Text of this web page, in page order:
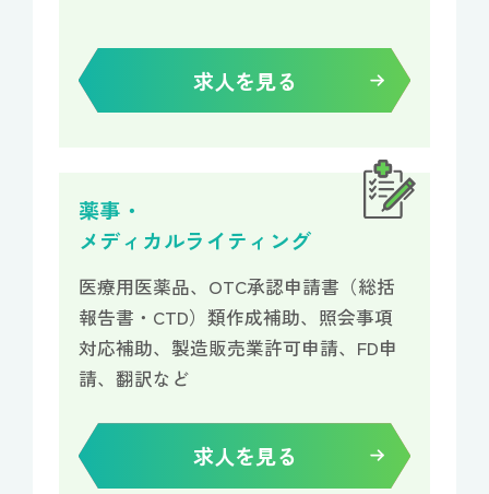
求人を見る
薬事・
メディカルライティング
医療用医薬品、OTC承認申請書（総括
報告書・ CTD）類作成補助、照会事項
対応補助、製造販売業許可申請、FD申
請、翻訳など
求人を見る